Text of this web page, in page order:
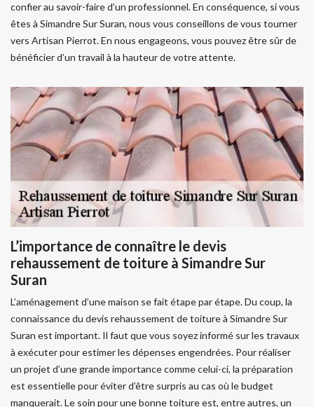
confier au savoir-faire d’un professionnel. En conséquence, si vous
êtes à Simandre Sur Suran, nous vous conseillons de vous tourner
vers Artisan Pierrot. En nous engageons, vous pouvez être sûr de
bénéficier d’un travail à la hauteur de votre attente.
L’importance de connaître le devis
rehaussement de toiture à Simandre Sur
Suran
L’aménagement d’une maison se fait étape par étape. Du coup, la
connaissance du devis rehaussement de toiture à Simandre Sur
Suran est important. Il faut que vous soyez informé sur les travaux
à exécuter pour estimer les dépenses engendrées. Pour réaliser
un projet d’une grande importance comme celui-ci, la préparation
est essentielle pour éviter d’être surpris au cas où le budget
manquerait. Le soin pour une bonne toiture est, entre autres, un